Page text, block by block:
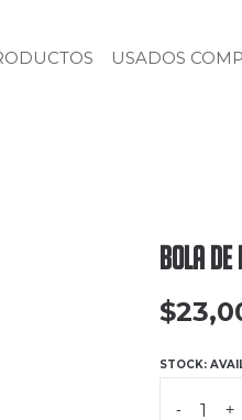
USADOS
Bola
$
STOCK:
- +